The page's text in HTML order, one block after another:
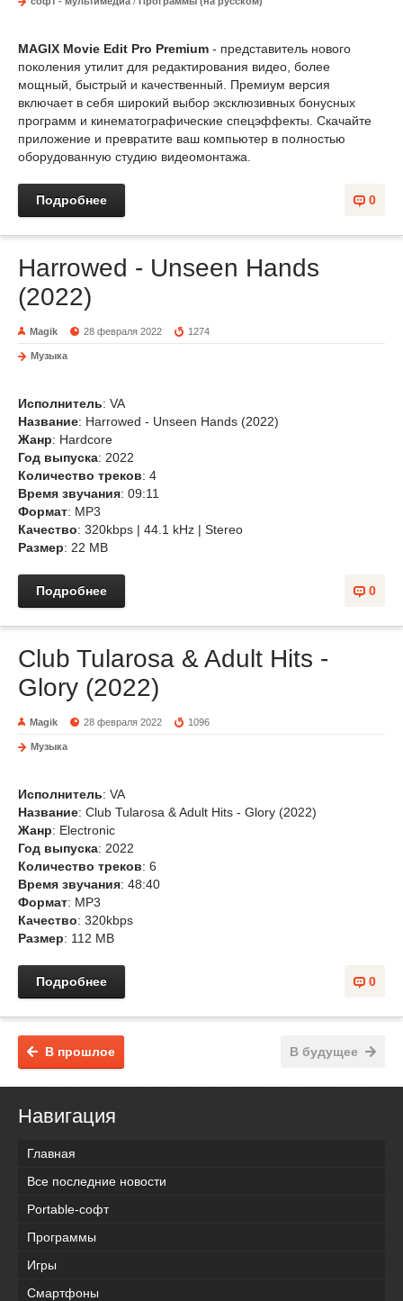
MAGIX Movie Edit Pro Premium - представитель нового
поколения утилит для редактирования видео, более
мощный, быстрый и качественный. Премиум версия
включает в себя широкий выбор эксклюзивных бонусных
программ и кинематографические спецэффекты. Скачайте
приложение и превратите ваш компьютер в полностью
оборудованную студию видеомонтажа.
0
Подробнее
Harrowed - Unseen Hands
(2022)
Magik 28 февраля 2022 1274
Музыка
Исполнитель: VA
Название: Harrowed - Unseen Hands (2022)
Жанр: Hardcore
Год выпуска: 2022
Количество треков: 4
Время звучания: 09:11
Формат: MP3
Качество: 320kbps | 44.1 kHz | Stereo
Размер: 22 MB
0
Подробнее
Club Tularosa & Adult Hits -
Glory (2022)
Magik 28 февраля 2022 1096
Музыка
Исполнитель: VA
Название: Club Tularosa & Adult Hits - Glory (2022)
Жанр: Electronic
Год выпуска: 2022
Количество треков: 6
Время звучания: 48:40
Формат: MP3
Качество: 320kbps
Размер: 112 MB
0
Подробнее
В будущее
В прошлое
Навигация
Главная
Все последние новости
Portable-софт
Программы
Игры
Смартфоны